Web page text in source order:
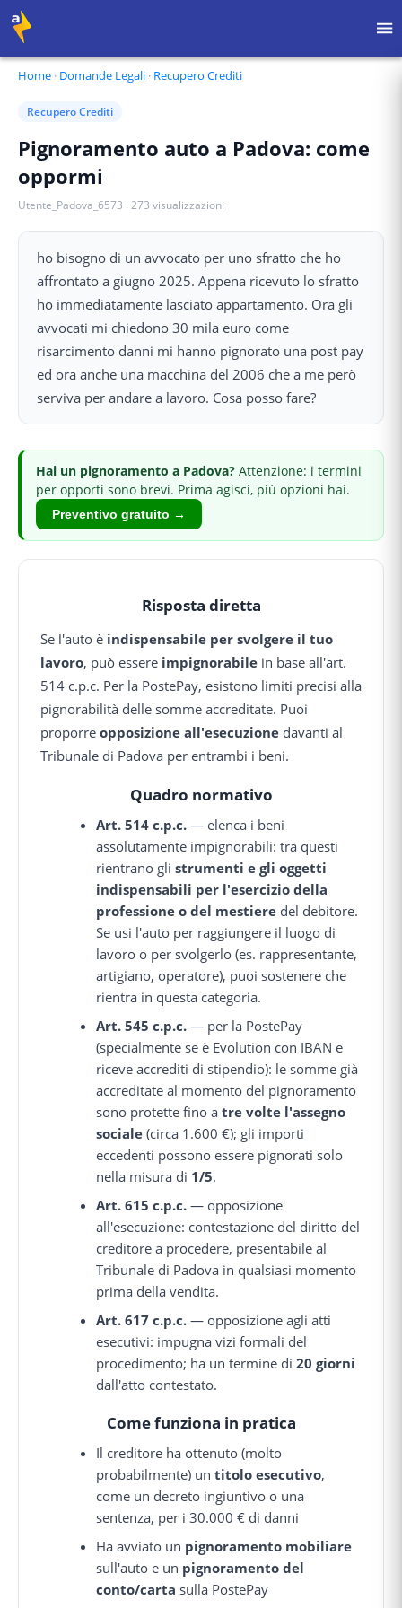
Home · Domande Legali · Recupero Crediti
Recupero Crediti
Pignoramento auto a Padova: come
oppormi
Utente_Padova_6573 · 273 visualizzazioni
ho bisogno di un avvocato per uno sfratto che ho
affrontato a giugno 2025. Appena ricevuto lo sfratto
ho immediatamente lasciato appartamento. Ora gli
avvocati mi chiedono 30 mila euro come
risarcimento danni mi hanno pignorato una post pay
ed ora anche una macchina del 2006 che a me però
serviva per andare a lavoro. Cosa posso fare?
Hai un pignoramento a Padova? Attenzione: i termini
per opporti sono brevi. Prima agisci, più opzioni hai.
Preventivo gratuito →
Risposta diretta
Se l'auto è indispensabile per svolgere il tuo
lavoro, può essere impignorabile in base all'art.
514 c.p.c. Per la PostePay, esistono limiti precisi alla
pignorabilità delle somme accreditate. Puoi
proporre opposizione all'esecuzione davanti al
Tribunale di Padova per entrambi i beni.
Quadro normativo
Art. 514 c.p.c. — elenca i beni
assolutamente impignorabili: tra questi
rientrano glistrumenti e gli oggetti
indispensabili per l'esercizio della
professione o del mestiere del debitore.
Se usi l'auto per raggiungere il luogo di
lavoro o per svolgerlo (es. rappresentante,
artigiano, operatore), puoi sostenere che
rientra in questa categoria.
Art. 545 c.p.c. — per la PostePay
(specialmente se è Evolution con IBAN e
riceve accrediti di stipendio): le somme già
accreditate al momento del pignoramento
sono protette fino atre volte l'assegno
sociale (circa 1.600 €); gli importi
eccedenti possono essere pignorati solo
nella misura di 1/5.
Art. 615 c.p.c. — opposizione
all'esecuzione: contestazione del diritto del
creditore a procedere, presentabile al
Tribunale di Padova in qualsiasi momento
prima della vendita.
Art. 617 c.p.c. — opposizione agli atti
esecutivi: impugna vizi formali del
procedimento; ha un termine di20 giorni
dall'atto contestato.
Come funziona in pratica
Il creditore ha ottenuto (molto
probabilmente) untitolo esecutivo,
come un decreto ingiuntivo o una
sentenza, per i 30.000 € di danni
Ha avviato un pignoramento mobiliare
sull'auto e un pignoramento del
conto/carta sulla PostePay